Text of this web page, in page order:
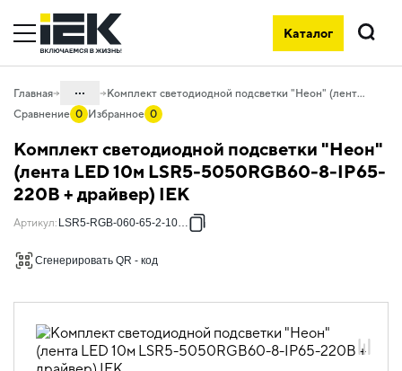
Каталог
Поиск
Главная ...
10. Светотехника
10.01 Источники света
10.01.02 Лента светодиодная
Комплект светодиодной подсветки "Неон" (лента LED 10м LSR5-5050RGB60-8-IP65-220В + драйвер) IEK
Сравнение 0 Избранное 0
Комплект светодиодной подсветки "Неон"
(лента LED 10м LSR5-5050RGB60-8-IP65-
220В + драйвер) IEK
Артикул: LSR5-RGB-060-65-2-10-S0
Сгенерировать QR - код